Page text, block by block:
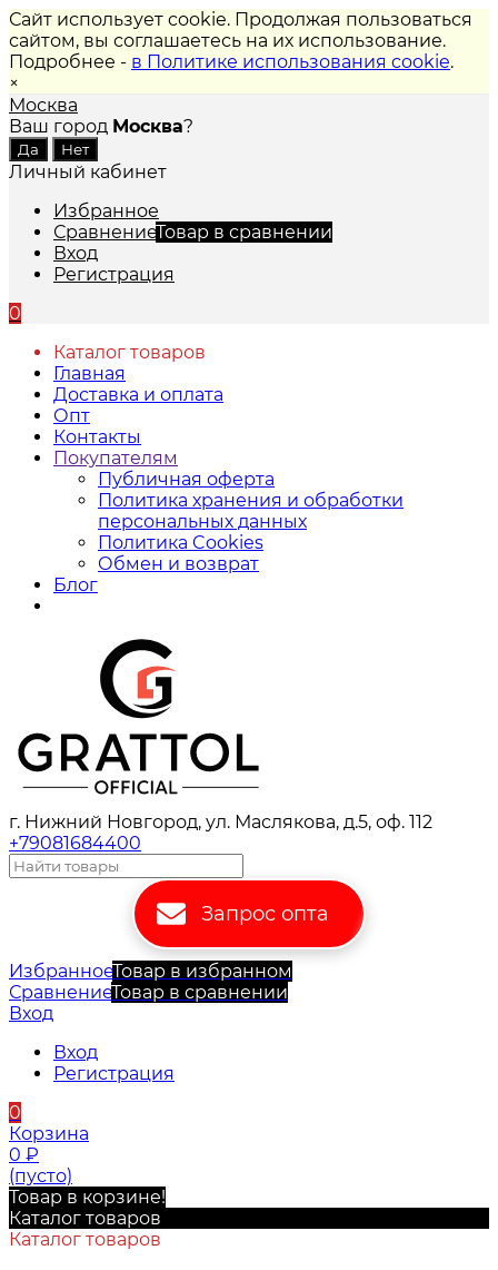
Сайт использует cookie. Продолжая пользоваться
сайтом, вы соглашаетесь на их использование.
Подробнее - в Политике использования cookie.
×
Москва
Ваш город Москва?
Личный кабинет
Избранное
СравнениеТовар в сравнении
Вход
Регистрация
0
Каталог товаров
Главная
Доставка и оплата
Опт
Контакты
Покупателям
Публичная оферта
Политика хранения и обработки
персональных данных
Политика Cookies
Обмен и возврат
Блог
г. Нижний Новгород, ул. Маслякова, д.5, оф. 112
+79081684400
Запрос опта
ИзбранноеТовар в избранном
СравнениеТовар в сравнении
Вход
Вход
Регистрация
0
Корзина
0 ₽
(пусто)
Товар в корзине!
Каталог товаров
Каталог товаров